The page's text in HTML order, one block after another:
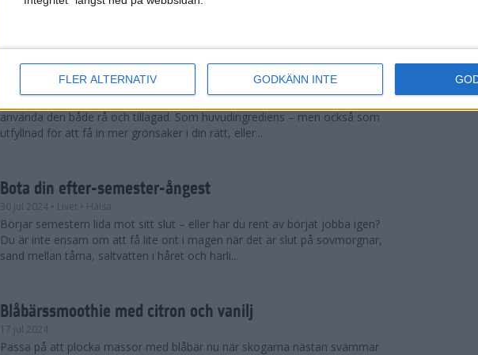
FLER ALTERNATIV GODKÄNN INTE
tips både till dig som satsar på ett rejält pers och t...
Enkla och goda zucchinirecept
• Livet• Recept
använda den både rå och tillagad. Som huvudingrediens – men också som
utfyllnad för att få in mer grönsaker i din rätt, eller...
Bota din efter-semester-ångest
30 jul 2024 • Livet • Hälsa
Börjar semestern lida mot sitt slut – eller har du rent av börjat jobba igen?
Du är inte ensam om att få lite ont i magen när det är slut på sovmorgnar,
sand mellan tårna, saltvatten i håret och härli...
Blåbärssmoothie med citron och vanilj
17 jul 2024
Passa på att plocka massor med blåbär nu när skogarna nästan svämmar